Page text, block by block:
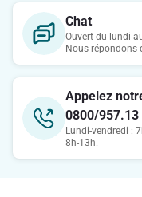
Chat
Ouvert du lundi
Nous répondons
Appelez
0800/957.13
Lundi-vendredi :
8h-13h.